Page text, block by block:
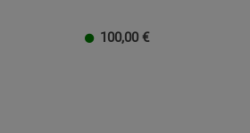
100,00 €